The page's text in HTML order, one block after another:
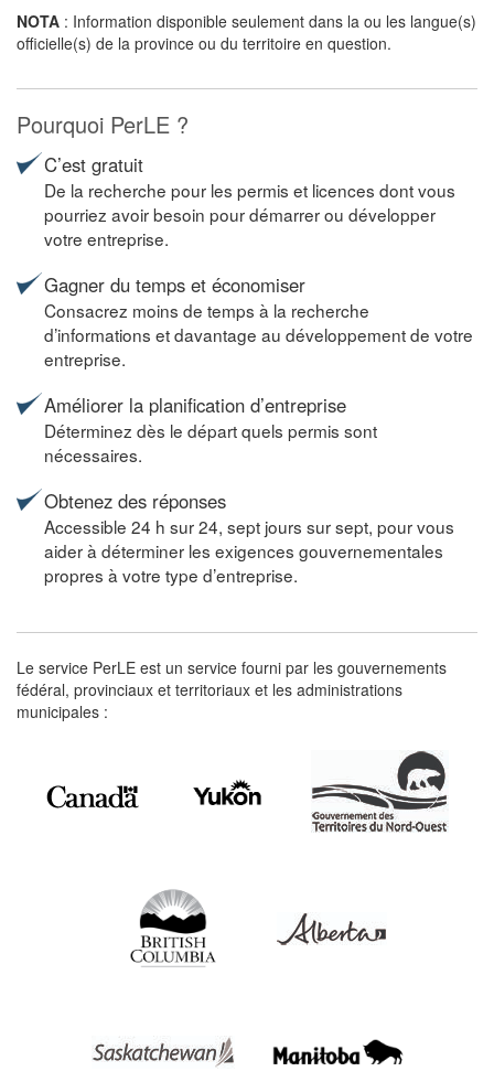
NOTA : Information disponible seulement dans la ou les langue(s)
officielle(s) de la province ou du territoire en question.
Pourquoi PerLE ?
C’est gratuit
De la recherche pour les permis et licences dont vous
pourriez avoir besoin pour démarrer ou développer
votre entreprise.
Gagner du temps et économiser
Consacrez moins de temps à la recherche
d’informations et davantage au développement de votre
entreprise.
Améliorer la planification d’entreprise
Déterminez dès le départ quels permis sont
nécessaires.
Obtenez des réponses
Accessible 24 h sur 24, sept jours sur sept, pour vous
aider à déterminer les exigences gouvernementales
propres à votre type d’entreprise.
Le service PerLE est un service fourni par les gouvernements
fédéral, provinciaux et territoriaux et les administrations
municipales :